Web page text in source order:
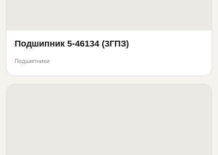
Подшипник 5-46134 (3ГПЗ)
Подшипники